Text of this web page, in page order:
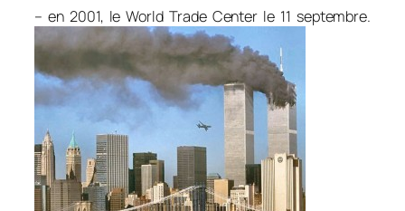
– en 2001, le World Trade Center le 11 septembre.